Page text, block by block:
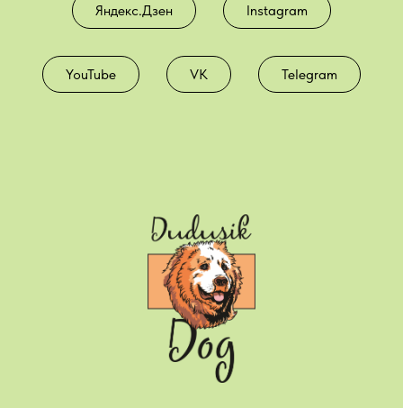
Яндекс.Дзен Instagram
YouTube VK Telegram